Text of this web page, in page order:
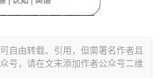
自由转载、引用，但需署名作者且
号，请在文末添加作者公众号二维